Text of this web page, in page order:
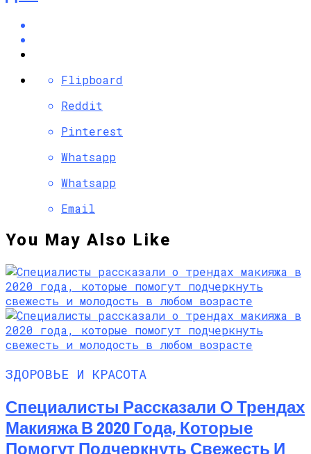
Flipboard
Reddit
Pinterest
Whatsapp
Whatsapp
Email
You May Also Like
ЗДОРОВЬЕ И КРАСОТА
Специалисты Рассказали О Трендах
Макияжа В 2020 Года, Которые
Помогут Подчеркнуть Свежесть И